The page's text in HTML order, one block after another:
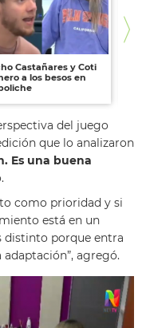
Castañares y Coti
a los besos en
del juego
que lo analizaron
Es una buena
como prioridad y si
está en un
distinto porque entra
agregó.